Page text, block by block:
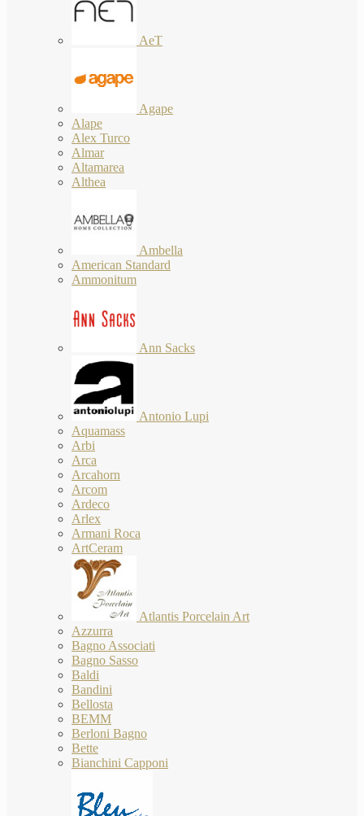
AeT
Agape
Alape
Alex Turco
Almar
Altamarea
Althea
Ambella
American Standard
Ammonitum
Ann Sacks
Antonio Lupi
Aquamass
Arbi
Arca
Arcahorn
Arcom
Ardeco
Arlex
Armani Roca
ArtCeram
Atlantis Porcelain Art
Azzurra
Bagno Associati
Bagno Sasso
Baldi
Bandini
Bellosta
BEMM
Berloni Bagno
Bette
Bianchini Capponi